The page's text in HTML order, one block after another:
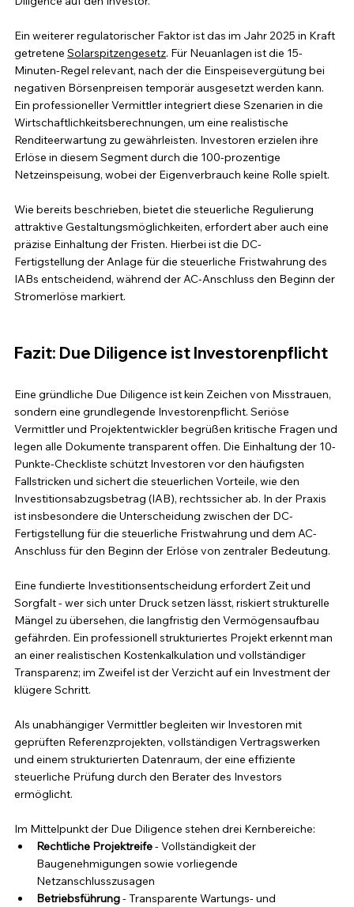
Ein weiterer regulatorischer Faktor ist das im Jahr 2025 in Kraft
getretene Solarspitzengesetz. Für Neuanlagen ist die 15-
Minuten-Regel relevant, nach der die Einspeisevergütung bei
negativen Börsenpreisen temporär ausgesetzt werden kann.
Ein professioneller Vermittler integriert diese Szenarien in die
Wirtschaftlichkeitsberechnungen, um eine realistische
Renditeerwartung zu gewährleisten. Investoren erzielen ihre
Erlöse in diesem Segment durch die 100-prozentige
Netzeinspeisung, wobei der Eigenverbrauch keine Rolle spielt.
Wie bereits beschrieben, bietet die steuerliche Regulierung
attraktive Gestaltungsmöglichkeiten, erfordert aber auch eine
präzise Einhaltung der Fristen. Hierbei ist die DC-
Fertigstellung der Anlage für die steuerliche Fristwahrung des
IABs entscheidend, während der AC-Anschluss den Beginn der
Stromerlöse markiert.
Fazit: Due Diligence ist Investorenpflicht
Eine gründliche Due Diligence ist kein Zeichen von Misstrauen,
sondern eine grundlegende Investorenpflicht. Seriöse
Vermittler und Projektentwickler begrüßen kritische Fragen und
legen alle Dokumente transparent offen. Die Einhaltung der 10-
Punkte-Checkliste schützt Investoren vor den häufigsten
Fallstricken und sichert die steuerlichen Vorteile, wie den
Investitionsabzugsbetrag (IAB), rechtssicher ab. In der Praxis
ist insbesondere die Unterscheidung zwischen der DC-
Fertigstellung für die steuerliche Fristwahrung und dem AC-
Anschluss für den Beginn der Erlöse von zentraler Bedeutung.
Eine fundierte Investitionsentscheidung erfordert Zeit und
Sorgfalt - wer sich unter Druck setzen lässt, riskiert strukturelle
Mängel zu übersehen, die langfristig den Vermögensaufbau
gefährden. Ein professionell strukturiertes Projekt erkennt man
an einer realistischen Kostenkalkulation und vollständiger
Transparenz; im Zweifel ist der Verzicht auf ein Investment der
klügere Schritt.
Als unabhängiger Vermittler begleiten wir Investoren mit
geprüften Referenzprojekten, vollständigen Vertragswerken
und einem strukturierten Datenraum, der eine effiziente
steuerliche Prüfung durch den Berater des Investors
ermöglicht.
Im Mittelpunkt der Due Diligence stehen drei Kernbereiche:
Rechtliche Projektreife - Vollständigkeit der
Baugenehmigungen sowie vorliegende
Netzanschlusszusagen
Betriebsführung - Transparente Wartungs- und